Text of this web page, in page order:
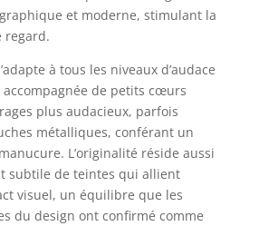
et moderne, stimulant la
regard.
à tous les niveaux d’audace
accompagnée de petits cœurs
plus audacieux, parfois
métalliques, conférant un
L’originalité réside aussi
subtile de teintes qui allient
visuel, un équilibre que les
du design ont confirmé comme